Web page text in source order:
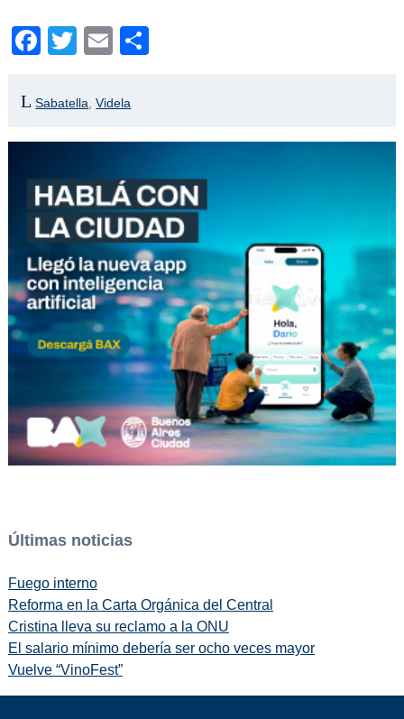
Facebook
TwitterEmail
Sabatella ,Videla
Últimas noticias
Fuego interno
Reforma en la Carta Orgánica del Central
Cristina lleva su reclamo a la ONU
El salario mínimo debería ser ocho veces mayor
Vuelve “VinoFest”